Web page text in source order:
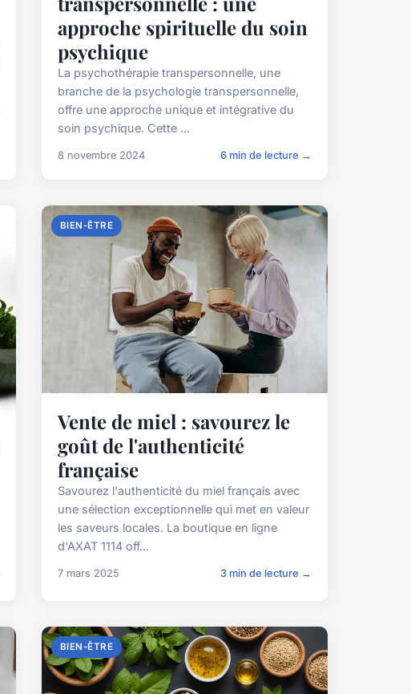
approche spirituelle du soin
psychique
La psychothérapie transpersonnelle, une
branche de la psychologie transpersonnelle,
offre une approche unique et intégrative du
soin psychique. Cette ...
8 novembre 2024 6 min de lecture →
BIEN-ÊTRE
Vente de miel : savourez le
goût de l'authenticité
française
Savourez l'authenticité du miel français avec
une sélection exceptionnelle qui met en valeur
les saveurs locales. La boutique en ligne
d'AXAT 1114 off...
7 mars 2025 3 min de lecture →
BIEN-ÊTRE